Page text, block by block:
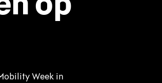
Week in